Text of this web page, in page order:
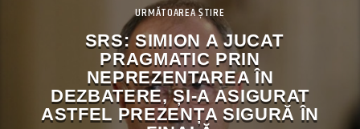
URMĂTOAREA ȘTIRE
SRS: SIMION A JUCAT
PRAGMATIC PRIN
NEPREZENTAREA ÎN
DEZBATERE, ȘI-A ASIGURAT
ASTFEL PREZENȚA SIGURĂ ÎN